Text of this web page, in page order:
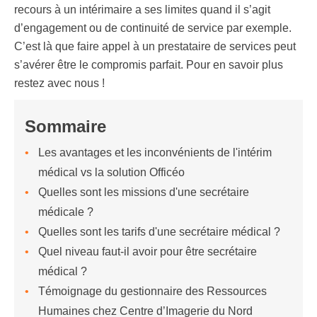
recours à un intérimaire a ses limites quand il s’agit
d’engagement ou de continuité de service par exemple.
C’est là que faire appel à un prestataire de services peut
s’avérer être le compromis parfait. Pour en savoir plus
restez avec nous !
Sommaire
Les avantages et les inconvénients de l'intérim
médical vs la solution Officéo
Quelles sont les missions d'une secrétaire
médicale ?
Quelles sont les tarifs d'une secrétaire médical ?
Quel niveau faut-il avoir pour être secrétaire
médical ?
Témoignage du gestionnaire des Ressources
Humaines chez Centre d’Imagerie du Nord